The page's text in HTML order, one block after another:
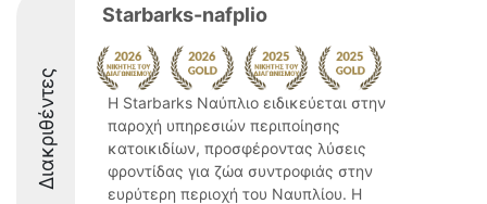
Διακριθέντες
Starbarks-nafplio
Η Starbarks Ναύπλιο ειδικεύεται στην
παροχή υπηρεσιών περιποίησης
κατοικιδίων, προσφέροντας λύσεις
φροντίδας για ζώα συντροφιάς στην
ευρύτερη περιοχή του Ναυπλίου. Η